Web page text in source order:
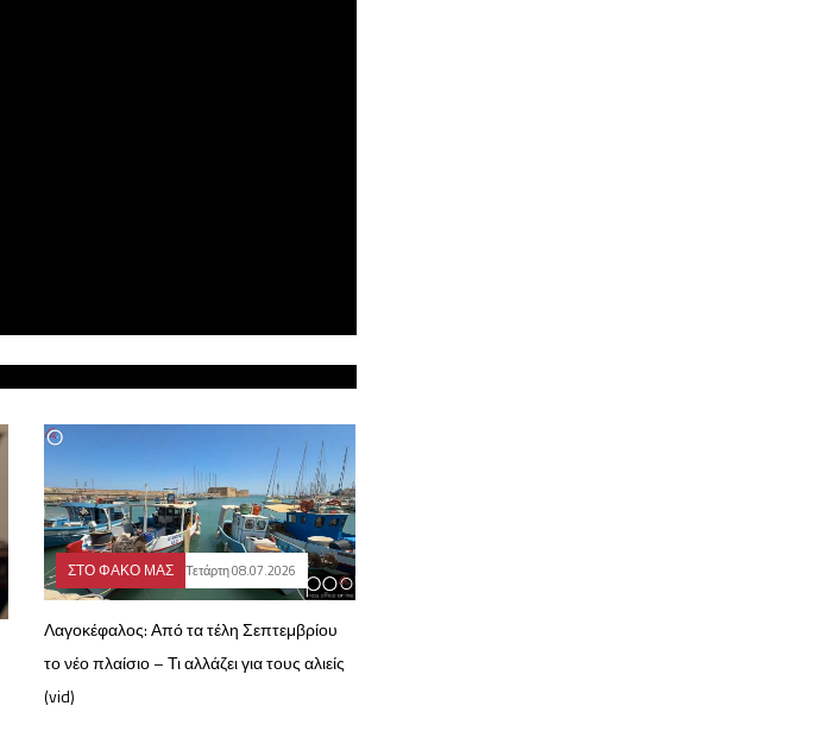
ΣΤΟ ΦΑΚΟ ΜΑΣ Τετάρτη 08.07.2026
Λαγοκέφαλος: Από τα τέλη Σεπτεμβρίου
το νέο πλαίσιο – Τι αλλάζει για τους αλιείς
(vid)